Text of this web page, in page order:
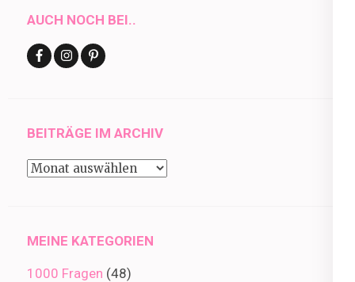
AUCH NOCH BEI..
BEITRÄGE IM ARCHIV
Beiträge
MEINE KATEGORIEN
1000 Fragen (48)